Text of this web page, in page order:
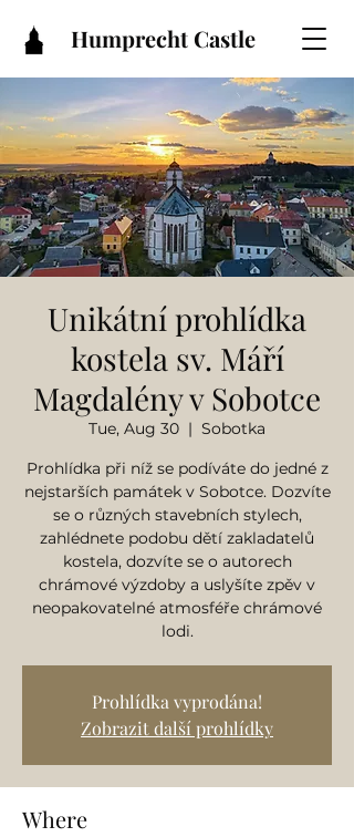
Humprecht Castle
Unikátní prohlídka
kostela sv. Máří
Magdalény v Sobotce
Tue, Aug 30
  |
Sobotka
Prohlídka při níž se podíváte do jedné z
nejstarších památek v Sobotce. Dozvíte
se o různých stavebních stylech,
zahlédnete podobu dětí zakladatelů
kostela, dozvíte se o autorech
chrámové výzdoby a uslyšíte zpěv v
neopakovatelné atmosféře chrámové
lodi.
Prohlídka vyprodána!
Zobrazit další prohlídky
Where